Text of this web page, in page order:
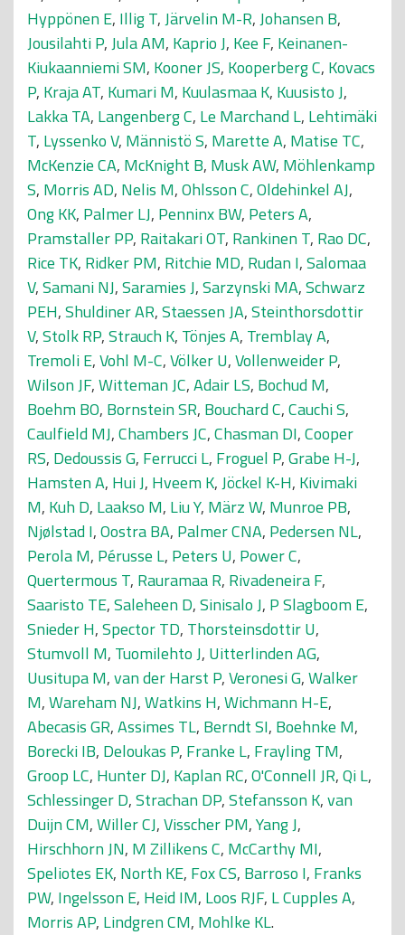
Hyppönen E, Illig T,Järvelin M-R,Johansen B,
Jousilahti P,Jula AM, Kaprio J, Kee F, Keinanen-
Kiukaanniemi SM, Kooner JS, Kooperberg C, Kovacs
P, Kraja AT, Kumari M, Kuulasmaa K, Kuusisto J,
Lakka TA, Langenberg C, Le Marchand L, Lehtimäki
T, Lyssenko V, Männistö S, Marette A, Matise TC,
McKenzie CA, McKnight B, Musk AW, Möhlenkamp
S, Morris AD, Nelis M,Ohlsson C,Oldehinkel AJ,
Ong KK, Palmer LJ, Penninx BW, Peters A,
Pramstaller PP, Raitakari OT, Rankinen T, Rao DC,
Rice TK, Ridker PM, Ritchie MD, Rudan I,Salomaa
V,Samani NJ,Saramies J,Sarzynski MA,Schwarz
PEH,Shuldiner AR,Staessen JA,Steinthorsdottir
V,Stolk RP,Strauch K, Tönjes A, Tremblay A,
Tremoli E,Vohl M-C,Völker U,Vollenweider P,
Wilson JF,Witteman JC,Adair LS, Bochud M,
Boehm BO, Bornstein SR, Bouchard C,Cauchi S,
Caulfield MJ,Chambers JC,Chasman DI,Cooper
RS, Dedoussis G, Ferrucci L, Froguel P,Grabe H-J,
Hamsten A, Hui J, Hveem K,Jöckel K-H, Kivimaki
M, Kuh D, Laakso M, Liu Y, März W, Munroe PB,
Njølstad I,Oostra BA, Palmer CNA, Pedersen NL,
Perola M, Pérusse L, Peters U, Power C,
Quertermous T, Rauramaa R, Rivadeneira F,
Saaristo TE,Saleheen D,Sinisalo J, P Slagboom E,
Snieder H,Spector TD, Thorsteinsdottir U,
Stumvoll M, Tuomilehto J, Uitterlinden AG,
Uusitupa M,van der Harst P,Veronesi G,Walker
M,Wareham NJ,Watkins H,Wichmann H-E,
Abecasis GR,Assimes TL, Berndt SI, Boehnke M,
Borecki IB, Deloukas P, Franke L, Frayling TM,
Groop LC, Hunter DJ, Kaplan RC,O'Connell JR,Qi L,
Schlessinger D,Strachan DP,Stefansson K,van
Duijn CM,Willer CJ,Visscher PM,Yang J,
Hirschhorn JN, M Zillikens C, McCarthy MI,
Speliotes EK, North KE, Fox CS, Barroso I, Franks
PW, Ingelsson E, Heid IM, Loos RJF, L Cupples A,
Morris AP, Lindgren CM, Mohlke KL.